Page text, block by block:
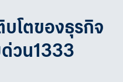
โตของธุรกิจ
วน1333